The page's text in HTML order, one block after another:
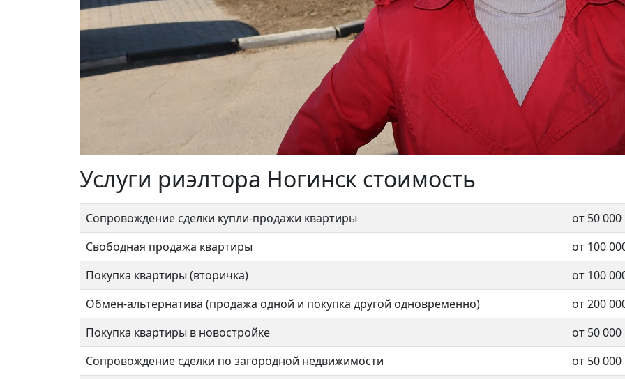
Услуги риэлтора Ногинск стоимость
Сопровождение сделки купли-продажи квартиры
от 50 000
Свободная продажа квартиры
от 100
Покупка квартиры (вторичка)
от 100
Обмен-альтернатива (продажа одной и покупка другой одновременно)
от 200
Покупка квартиры в новостройке
от 50 000
Сопровождение сделки по загородной недвижимости
от 50 000